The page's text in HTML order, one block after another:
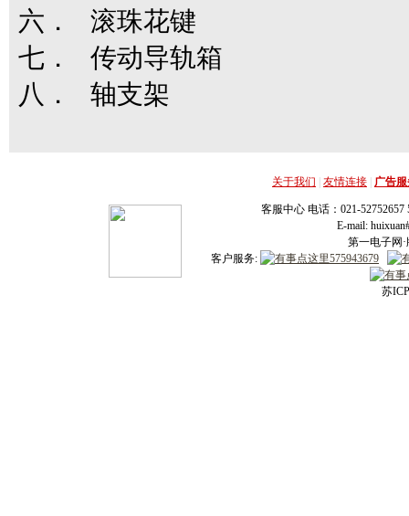
六． 滚珠花键
七． 传动导轨箱
八． 轴支架
关于我们 友情连接 广告
客服中心 电话：021-52752657
E-mail:
第一电子网·
客户服务:
苏